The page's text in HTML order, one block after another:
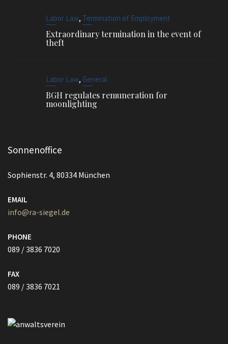
Labor Law, Termination of Employment
Extraordinary termination in the event of
theft
Labor Law, General
BGH regulates remuneration for
moonlighting
Sonnenoffice
Sophienstr. 4, 80334 München
EMAIL
info@ra-siegel.de
PHONE
089 / 3836 7020
FAX
089 / 3836 7021